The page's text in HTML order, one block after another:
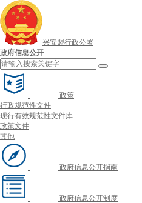
兴安盟行政公署
政府信息公开
政策
行政规范性文件
现行有效规范性文件库
政策文件
其他
政府信息公开指南
政府信息公开制度